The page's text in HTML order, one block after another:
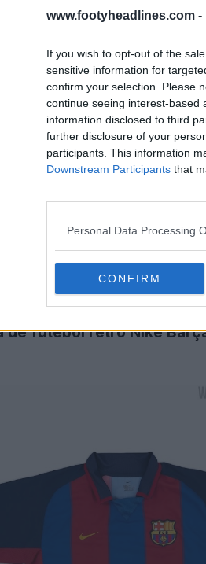
www.footyheadlines.com -
If you wish to opt-out of the
sensitive information for
confirm your selection. Please
continue seeing interest-based
information disclosed to third
further disclosure of your
participants. This information
Downstream Participants that
Personal Data Processing
CONFIRM
de futebol retro Nike